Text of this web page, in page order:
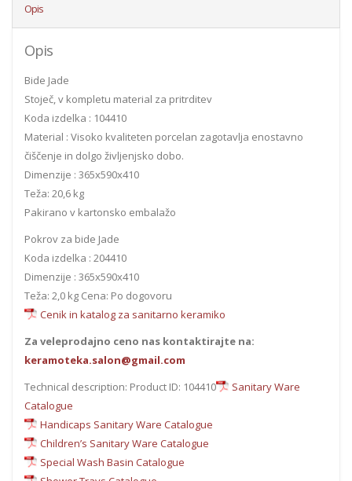
Opis
Opis
Bide Jade
Stoječ, v kompletu material za pritrditev
Koda izdelka : 104410
Material : Visoko kvaliteten porcelan zagotavlja enostavno
čiščenje in dolgo življenjsko dobo.
Dimenzije : 365x590x410
Teža: 20,6 kg
Pakirano v kartonsko embalažo
Pokrov za bide Jade
Koda izdelka : 204410
Dimenzije : 365x590x410
Teža: 2,0 kg Cena: Po dogovoru
Cenik in katalog za sanitarno keramiko
Za veleprodajno ceno nas kontaktirajte na:
keramoteka.salon@gmail.com
Technical description: Product ID: 104410
Sanitary Ware
Catalogue
Handicaps Sanitary Ware Catalogue
Children’s Sanitary Ware Catalogue
Special Wash Basin Catalogue